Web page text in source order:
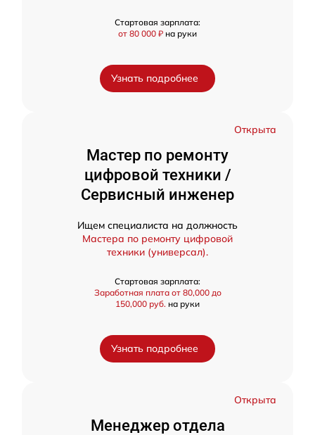
Стартовая зарплата:
от 80 000 ₽ на руки
Узнать подробнее
Открыта
Мастер по ремонту
цифровой техники /
Сервисный инженер
Ищем специалиста на должность
Мастера по ремонту цифровой
техники (универсал).
Стартовая зарплата:
Заработная плата от 80,000 до
150,000 руб. на руки
Узнать подробнее
Открыта
Менеджер отдела